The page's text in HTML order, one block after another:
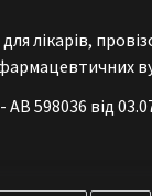
лікарів,
598036 від